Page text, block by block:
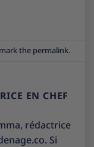
the permalink.
EN CHEF
rédactrice
Si